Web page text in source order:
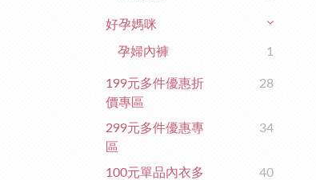
好孕媽咪
孕婦內褲 1
199元多件優惠折
價專區
28
299元多件優惠專
區
34
100元單品內衣多
40